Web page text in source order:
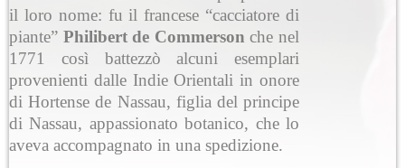
il loro nome: fu il francese “cacciatore di
piante” Philibert de Commerson che nel
1771 così battezzò alcuni esemplari
provenienti dalle Indie Orientali in onore
di Hortense de Nassau, figlia del principe
di Nassau, appassionato botanico, che lo
aveva accompagnato in una spedizione.